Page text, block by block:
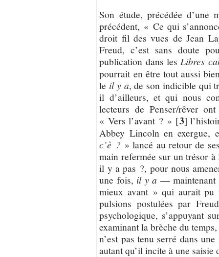
Son étude, précédée d’une
précédent, « Ce qui
droit fil des vues de Jean
Freud, c’est sans doute
publication dans les Libres
pourrait en être tout aussi
le il y a, de son indicible qui
il d’ailleurs, et qui nous
lecteurs de Penser/rêver
« Vers l’avant ? » [3]
Abbey Lincoln en
c’è ?» lancé au retour de
main refermée sur un trésor
il y a pas ?, pour nous
une fois, il y a — maintenant
mieux avant » qui aurait pu
pulsions postulées par
psychologique, s’appuyant
examinant la brèche du
n’est pas tenu serré dans
autant qu’il incite à une